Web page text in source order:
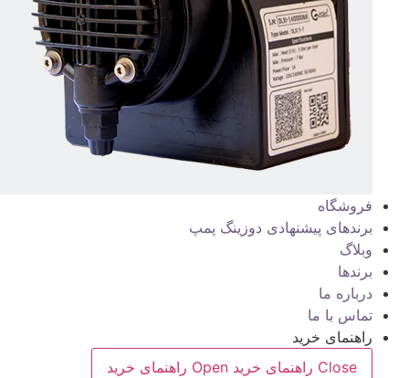
فروشگاه
برندهای پیشنهادی دوزینگ پمپ
وبلاگ
برندها
درباره ما
تماس با ما
راهنمای خرید
Close راهنمای خرید
Open راهنمای خرید